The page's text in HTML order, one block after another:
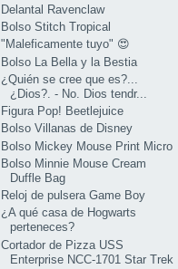
Delantal Ravenclaw
Bolso Stitch Tropical
"Maleficamente tuyo" 😍
Bolso La Bella y la Bestia
¿Quién se cree que es?...
¿Dios?. - No. Dios tendr...
Figura Pop! Beetlejuice
Bolso Villanas de Disney
Bolso Mickey Mouse Print Micro
Bolso Minnie Mouse Cream
Duffle Bag
Reloj de pulsera Game Boy
¿A qué casa de Hogwarts
perteneces?
Cortador de Pizza USS
Enterprise NCC-1701 Star Trek